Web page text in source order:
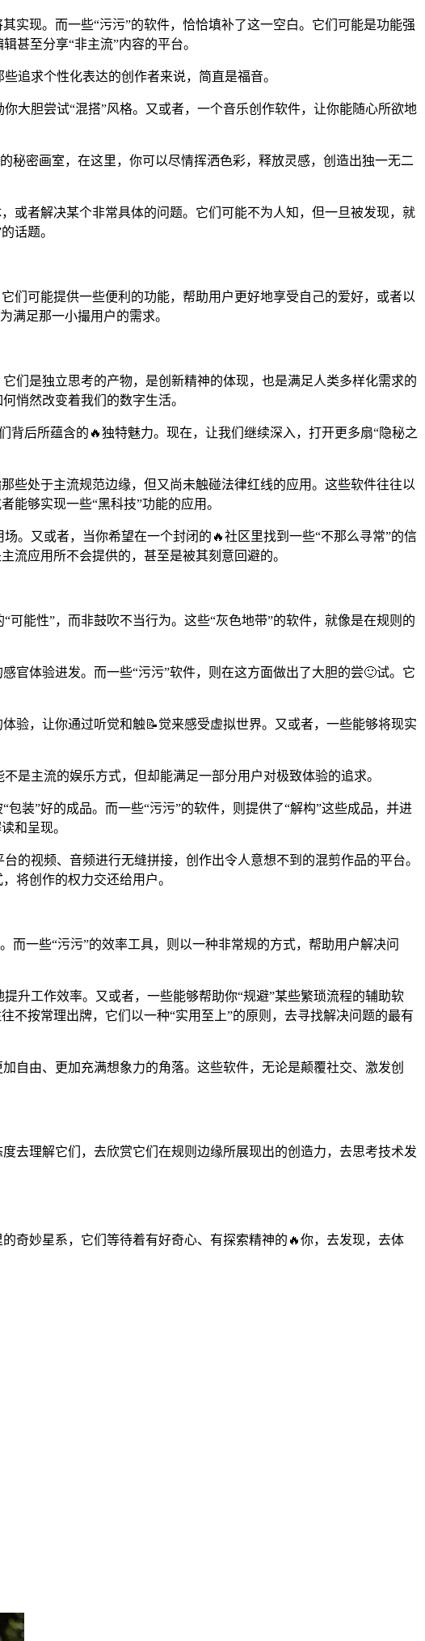
实现。而一些“污污”的软件，恰恰填补了这一空白。它们可能是功能强
甚至分享“非主流”内容的平台。
追求个性化表达的创作者来说，简直是福音。
大胆尝试“混搭”风格。又或者，一个音乐创作软件，让你能随心所欲地
秘密画室，在这里，你可以尽情挥洒色彩，释放灵感，创造出独一无二
或者解决某个非常具体的问题。它们可能不为人知，但一旦被发现，就
话题。
们可能提供一些便利的功能，帮助用户更好地享受自己的爱好，或者以
满足那一小撮用户的需求。
们是独立思考的产物，是创新精神的体现，也是满足人类多样化需求的
悄然改变着我们的数字生活。
背后所蕴含的🔥独特魅力。现在，让我们继续深入，打开更多扇“隐秘之
些处于主流规范边缘，但又尚未触碰法律红线的应用。这些软件往往以
能够实现一些“黑科技”功能的应用。
。又或者，当你希望在一个封闭的🔥社区里找到一些“不那么寻常”的信
流应用所不会提供的，甚至是被其刻意回避的。
能性”，而非鼓吹不当行为。这些“灰色地带”的软件，就像是在规则的
官体验进发。而一些“污污”软件，则在这方面做出了大胆的尝🙂试。它
验，让你通过听觉和触📝觉来感受虚拟世界。又或者，一些能够将现实
是主流的娱乐方式，但却能满足一部分用户对极致体验的追求。
装”好的成品。而一些“污污”的软件，则提供了“解构”这些成品，并进
和呈现。
的视频、音频进行无缝拼接，创作出令人意想不到的混剪作品的平台。
将创作的权力交还给用户。
而一些“污污”的效率工具，则以一种非常规的方式，帮助用户解决问
升工作效率。又或者，一些能够帮助你“规避”某些繁琐流程的辅助软
不按常理出牌，它们以一种“实用至上”的原则，去寻找解决问题的最有
自由、更加充满想象力的角落。这些软件，无论是颠覆社交、激发创
去理解它们，去欣赏它们在规则边缘所展现出的创造力，去思考技术发
奇妙星系，它们等待着有好奇心、有探索精神的🔥你，去发现，去体